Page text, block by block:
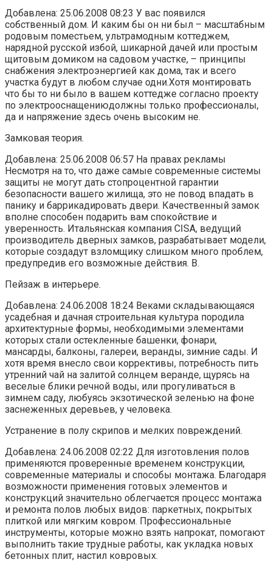
Добавлена: 25.06.2008 08:23 У вас появился
собственный дом. И каким бы он ни был – масштабным
родовым поместьем, ультрамодным коттеджем,
нарядной русской избой, шикарной дачей или простым
щитовым домиком на садовом участке, – принципы
снабжения электроэнергией как дома, так и всего
участка будут в любом случае одни.Хотя монтировать
что бы то ни было в вашем коттедже согласно проекту
по электрооснащениюдолжны только профессионалы,
да и напряжение здесь очень высоким не.
Замковая теория.
Добавлена: 25.06.2008 06:57 На правах рекламы
Несмотря на то, что даже самые современные системы
защиты не могут дать стопроцентной гарантии
безопасности вашего жилища, это не повод впадать в
панику и баррикадировать двери. Качественный замок
вполне способен подарить вам спокойствие и
уверенность. Итальянская компания CISA, ведущий
производитель дверных замков, разрабатывает модели,
которые создадут взломщику слишком много проблем,
предупредив его возможные действия. В.
Пейзаж в интерьере.
Добавлена: 24.06.2008 18:24 Веками складывающаяся
усадебная и дачная строительная культура породила
архитектурные формы, необходимыми элементами
которых стали остекленные башенки, фонари,
мансарды, балконы, галереи, веранды, зимние сады. И
хотя время внесло свои коррективы, потребность пить
утренний чай на залитой солнцем веранде, щурясь на
веселые блики речной воды, или прогуливаться в
зимнем саду, любуясь экзотической зеленью на фоне
заснеженных деревьев, у человека.
Устранение в полу скрипов и мелких повреждений.
Добавлена: 24.06.2008 02:22 Для изготовления полов
применяются проверенные временем конструкции,
современные материалы и способы монтажа. Благодаря
возможности применения готовых элементов и
конструкций значительно облегчается процесс монтажа
и ремонта полов любых видов: паркетных, покрытых
плиткой или мягким ковром. Профессиональные
инструменты, которые можно взять напрокат, помогают
выполнить такие трудные работы, как укладка новых
бетонных плит, настил ковровых.